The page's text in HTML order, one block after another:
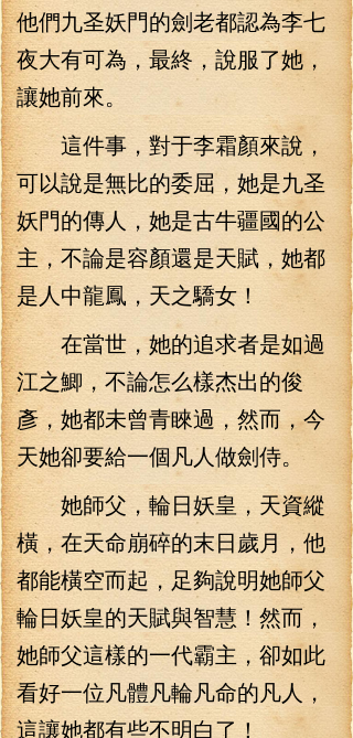
他們九圣妖門的劍老都認為李七
夜大有可為，最終，說服了她，
讓她前來。
這件事，對于李霜顏來說，
可以說是無比的委屈，她是九圣
妖門的傳人，她是古牛疆國的公
主，不論是容顏還是天賦，她都
是人中龍鳳，天之驕女！
在當世，她的追求者是如過
江之鯽，不論怎么樣杰出的俊
彥，她都未曾青睞過，然而，今
天她卻要給一個凡人做劍侍。
她師父，輪日妖皇，天資縱
橫，在天命崩碎的末日歲月，他
都能橫空而起，足夠說明她師父
輪日妖皇的天賦與智慧！然而，
她師父這樣的一代霸主，卻如此
看好一位凡體凡輪凡命的凡人，
這讓她都有些不明白了！